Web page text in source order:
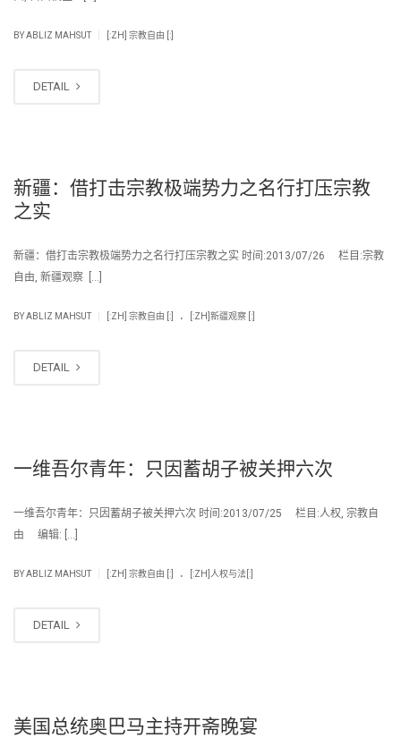
BYABLIZ MAHSUT [:ZH] 宗教自由 [:]
DETAIL
新疆：借打击宗教极端势力之名行打压宗教
之实
新疆：借打击宗教极端势力之名行打压宗教之实 时间:2013/07/26 栏目:宗教
自由, 新疆观察 […]
BYABLIZ MAHSUT [:ZH] 宗教自由 [:] . [:ZH]新疆观察 [:]
DETAIL
一维吾尔青年：只因蓄胡子被关押六次
一维吾尔青年：只因蓄胡子被关押六次 时间:2013/07/25 栏目:人权, 宗教自
由 编辑: […]
BYABLIZ MAHSUT [:ZH] 宗教自由 [:] . [:ZH]人权与法[:]
DETAIL
美国总统奥巴马主持开斋晚宴